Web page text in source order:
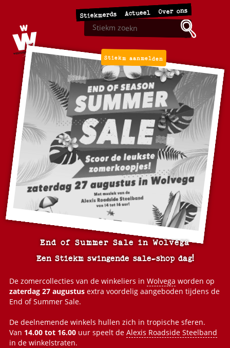
Stiekmerds Actueel Over ons
Stiekm aanmelden
End of Summer Sale in Wolvega
Een Stiekm swingende sale-shop dag!
De zomercollecties van de winkeliers in Wolvega worden op
zaterdag 27 augustus extra voordelig aangeboden tijdens de
End of Summer Sale.
De deelnemende winkels hullen zich in tropische sferen.
Van 14.00 tot 16.00 uur speelt de Alexis Roadside Steelband
in de winkelstraten.